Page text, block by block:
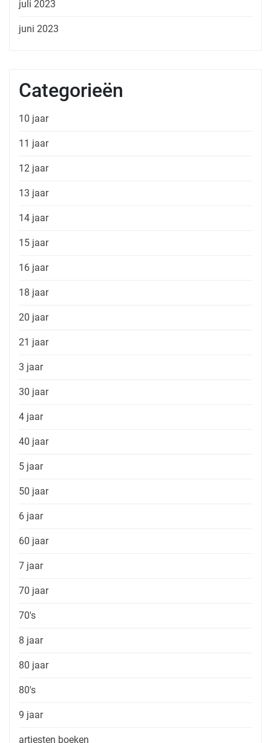
juli 2023
juni 2023
Categorieën
10 jaar
11 jaar
12 jaar
13 jaar
14 jaar
15 jaar
16 jaar
18 jaar
20 jaar
21 jaar
3 jaar
30 jaar
4 jaar
40 jaar
5 jaar
50 jaar
6 jaar
60 jaar
7 jaar
70 jaar
70's
8 jaar
80 jaar
80's
9 jaar
artiesten boeken